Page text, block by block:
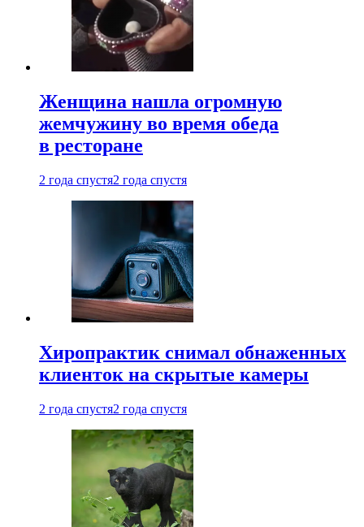
Женщина нашла огромную
жемчужину во время обеда
в ресторане
2 года спустя2 года спустя
Хиропрактик снимал обнаженных
клиенток на скрытые камеры
2 года спустя2 года спустя